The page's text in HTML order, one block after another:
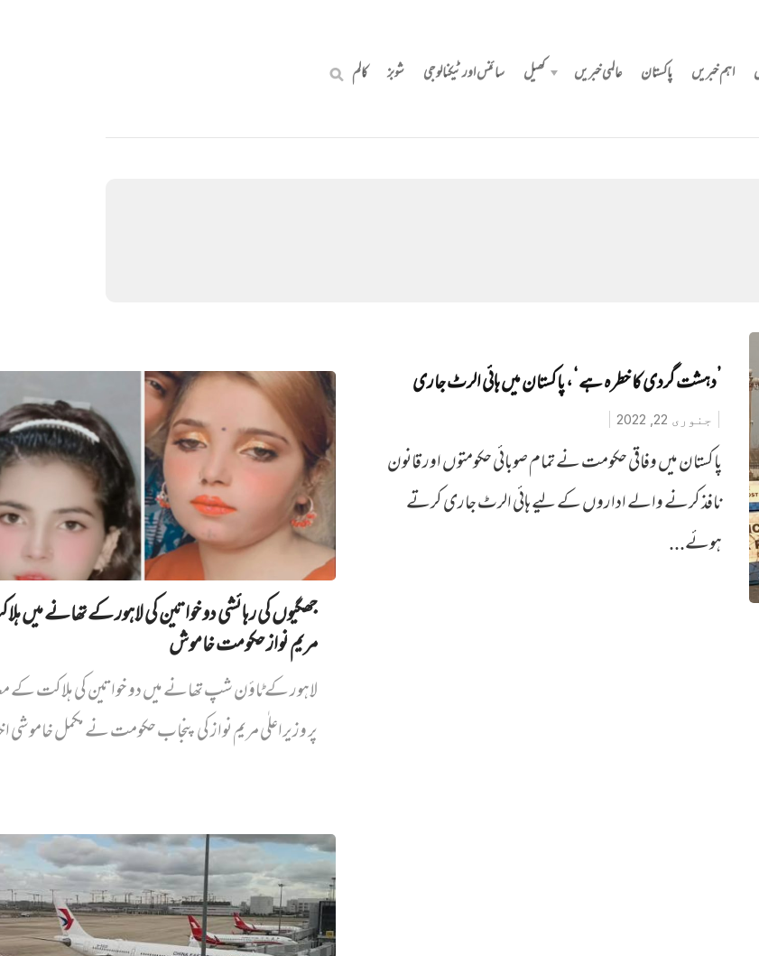
اہم خبریں پاکستان عالمی خبریں کھیل سائنس اور ٹیکنالوجی شوبز کالم
’دہشت گردی کا خطرہ ہے‘، پاکستان میں ہائی الرٹ جاری
جنوری 22, 2022
پاکستان میں وفاقی حکومت نے تمام صوبائی حکومتوں اور قانون
نافذ کرنے والے اداروں کے لیے ہائی الرٹ جاری کرتے
ہوئے...
جھگیوں کی رہائشی دو خواتین کی لاہور کے تھانے میں‌
مریم نواز حکومت خاموش
لاہور کے ٹاؤن شپ تھانے میں دو خواتین کی ہلاکت کے
پر وزیراعلٰی مریم نواز کی پنجاب حکومت نے مکمل خاموشی